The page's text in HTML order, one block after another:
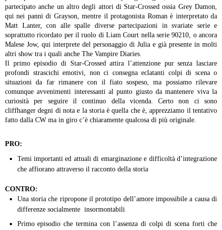
partecipato anche un altro degli attori di Star-Crossed ossia Grey Damon,
qui nei panni di Grayson, mentre il protagonista Roman è interpretato da
Matt Lanter, con alle spalle diverse partecipazioni in svariate serie e
soprattutto ricordato per il ruolo di Liam Court nella serie 90210, o ancora
Malese Jow, qui interprete del personaggio di Julia e già presente in molti
altri show tra i quali anche The Vampire Diaries.
Il primo episodio di Star-Crossed attira l’attenzione pur senza lasciare
profondi strascichi emotivi, non ci consegna eclatanti colpi di scena o
situazioni da far rimanere con il fiato sospeso, ma possiamo rilevare
comunque avvenimenti interessanti al punto giusto da mantenere viva la
curiosità per seguire il continuo della vicenda. Certo non ci sono
cliffhanger degni di nota e la storia è quella che è, apprezziamo il tentativo
fatto dalla CW ma in giro c’è chiaramente qualcosa di più originale.
PRO:
Temi importanti ed attuali di emarginazione e difficoltà d’integrazione
che affiorano attraverso il racconto della storia
CONTRO:
Una storia che ripropone il prototipo dell’amore impossibile a causa di
differenze socialmente insormontabili
Primo episodio che termina con l’assenza di colpi di scena forti che